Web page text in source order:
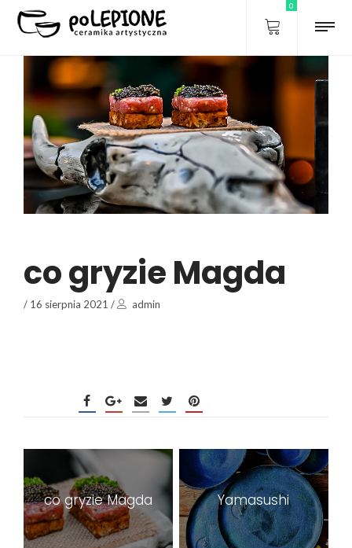
0
co gryzie Magda
/ 16 sierpnia 2021 / admin
Yamasushi
co gryzie Magda